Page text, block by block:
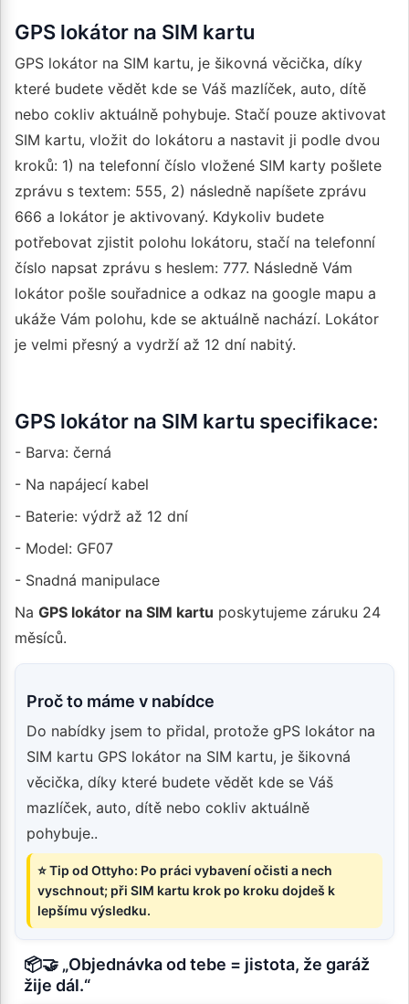
GPS lokátor na SIM kartu
GPS lokátor na SIM kartu, je šikovná věcička, díky
které budete vědět kde se Váš mazlíček, auto, dítě
nebo cokliv aktuálně pohybuje. Stačí pouze aktivovat
SIM kartu, vložit do lokátoru a nastavit ji podle dvou
kroků: 1) na telefonní číslo vložené SIM karty pošlete
zprávu s textem: 555, 2) následně napíšete zprávu
666 a lokátor je aktivovaný. Kdykoliv budete
potřebovat zjistit polohu lokátoru, stačí na telefonní
číslo napsat zprávu s heslem: 777. Následně Vám
lokátor pošle souřadnice a odkaz na google mapu a
ukáže Vám polohu, kde se aktuálně nachází. Lokátor
je velmi přesný a vydrží až 12 dní nabitý.
GPS lokátor na SIM kartu specifikace:
- Barva: černá
- Na napájecí kabel
- Baterie: výdrž až 12 dní
- Model: GF07
- Snadná manipulace
Na GPS lokátor na SIM kartu poskytujeme záruku 24
měsíců.
Proč to máme v nabídce
Do nabídky jsem to přidal, protože gPS lokátor na
SIM kartu GPS lokátor na SIM kartu, je šikovná
věcička, díky které budete vědět kde se Váš
mazlíček, auto, dítě nebo cokliv aktuálně
pohybuje..
⭐ Tip od Ottyho: Po práci vybavení očisti a nech
vyschnout; při SIM kartu krok po kroku dojdeš k
lepšímu výsledku.
📦🤝 „Objednávka od tebe = jistota, že garáž
žije dál.“